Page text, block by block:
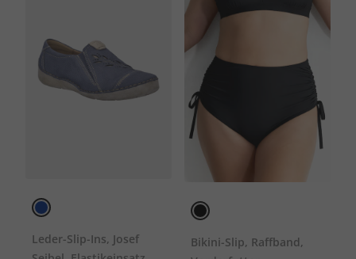
Leder-Slip-Ins, Josef
Bikini-Slip, Raffband,